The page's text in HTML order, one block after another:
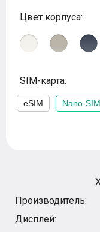
Цвет корпуса:
SIM-карта:
eSIM Nano-
Производитель:
Дисплей: